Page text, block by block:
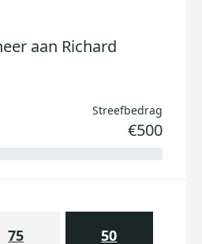
aan Richard
Streefbedrag
€500
75 50